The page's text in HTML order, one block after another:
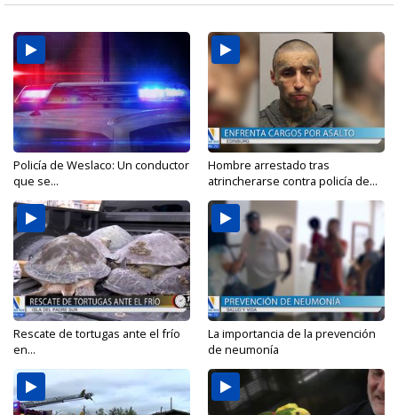
Policía de Weslaco: Un conductor
que se...
Hombre arrestado tras
atrincherarse contra policía de...
Rescate de tortugas ante el frío
en...
La importancia de la prevención
de neumonía